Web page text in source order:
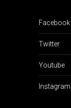
Facebook
Twitter
Youtube
Instagram